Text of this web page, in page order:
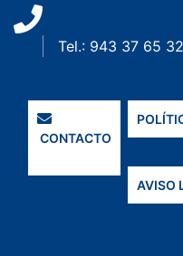
Tel.: 943 37 65 32
CONTACTO
AVISO